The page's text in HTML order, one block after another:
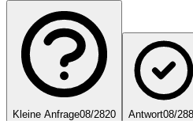
Kleine Anfrage08/2820 Antwort08/